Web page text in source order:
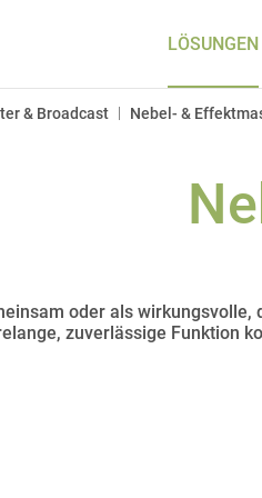
LÖSUNGEN
& Broadcast | Nebel- &
oder als wirkungsvolle,
zuverlässige Funktion